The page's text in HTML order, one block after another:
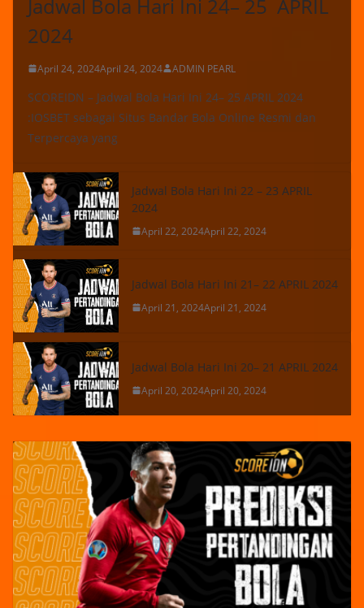
Jadwal Bola Hari Ini 24– 25 APRIL
2024
April 24, 2024April 24, 2024 ADMIN PEARL
SCOREIDN – Jadwal Bola Hari Ini 24– 25 APRIL 2024
:IOSBET sebagai Situs Bandar Bola Online Resmi dan
Terpercaya yang
Jadwal Bola Hari Ini 22 – 23 APRIL
2024
April 22, 2024April 22, 2024
Jadwal Bola Hari Ini 21– 22 APRIL 2024
April 21, 2024April 21, 2024
Jadwal Bola Hari Ini 20– 21 APRIL 2024
April 20, 2024April 20, 2024